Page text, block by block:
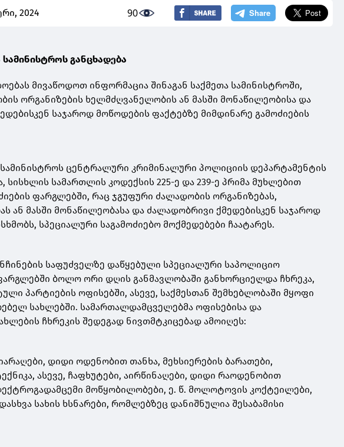
2024 90
სამინისტროს განცხადება
მივაწოდოთ ინფორმაცია შინაგან საქმეთა სამინისტროში,
ორგანიზების ხელმძღვანელობის ან მასში მონაწილეობისა და
საჯაროდ მოწოდების ფაქტებზე მიმდინარე გამოძიების
სამინისტროს ცენტრალური კრიმინალური პოლიციის დეპარტამენტის
სისხლის სამართლის კოდექსის 225-ე და 239-ე პრიმა მუხლებით
ფარგლებში, რაც ჯგუფური ძალადობის ორგანიზებას,
ან მასში მონაწილეობასა და ძალადობრივი ქმედებისკენ საჯაროდ
სპეციალური საგამოძიებო მოქმედებები ჩაატარეს.
საფუძველზე დაწყებული სპეციალური საპოლიციო
ბოლო ორი დღის განმავლობაში განხორციელდა ჩხრეკა,
პარტიების ოფისებში, ასევე, საქმესთან შემხებლობაში მყოფი
სახლებში. სამართალდამცველებმა ოფისებისა და
ჩხრეკის შედეგად ნივთმტკიცებად ამოიღეს:
დიდი ოდენობით თანხა, მეხსიერების ბარათები,
ასევე, ჩაფხუტები, აირწინაღები, დიდი რაოდენობით
მოწყობილობები, ე. წ. მოლოტოვის კოქტეილები,
სახის ხსნარები, რომლებზეც დანიშნულია შესაბამისი